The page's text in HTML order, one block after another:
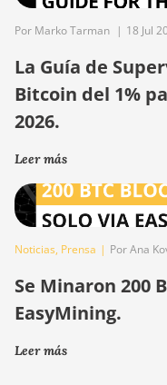
Por Marko Tarman | 18 Jul
La Guía de
Bitcoin del 1%
2026.
Leer más
Noticias, Prensa | Por Ana
Se Minaron 200
EasyMining.
Leer más